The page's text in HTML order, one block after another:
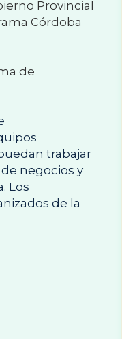
Provincial
Córdoba
de
trabajar
negocios y
Los
de la